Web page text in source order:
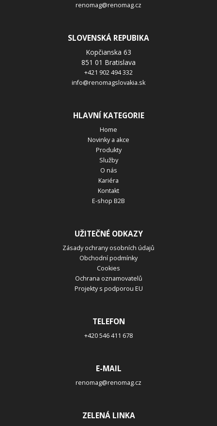
renomag@renomag.cz
SLOVENSKÁ REPUBIKA
Kopčianska 63
851 01 Bratislava
+421 902 494 332
info@renomagslovakia.sk
HLAVNÍ KATEGORIE
Home
Novinky a akce
Produkty
Služby
O nás
Kariéra
Kontakt
E-shop B2B
UŽITEČNÉ ODKAZY
Zásady ochrany osobních údajů
Obchodní podmínky
Cookies
Ochrana oznamovatelů
Projekty s podporou EU
TELEFON
+420 546 411 678
E-MAIL
renomag@renomag.cz
ZELENÁ LINKA